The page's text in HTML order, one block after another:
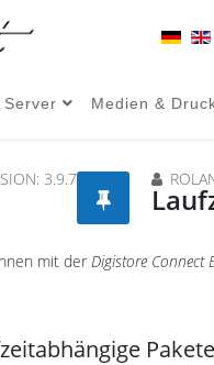
Server Medien &
3.9.7
mit der Digistore Connect
Pakete